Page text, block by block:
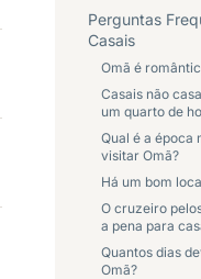
Perguntas
Casais
Omã é
Casais não
um quarto de
Qual é a época
visitar Omã?
Há um bom
O cruzeiro
a pena para
Quantos dias
Omã?